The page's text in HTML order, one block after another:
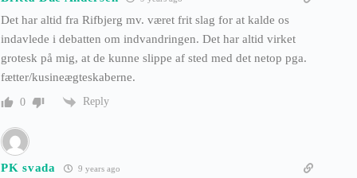
Det har altid fra Rifbjerg mv. været frit slag for at kalde os
indavlede i debatten om indvandringen. Det har altid virket
grotesk på mig, at de kunne slippe af sted med det netop pga.
fætter/kusineægteskaberne.
0 Reply
PK svada 9 years ago